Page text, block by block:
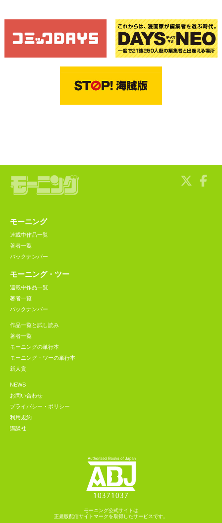
モーニング
連載中作品一覧
著者一覧
バックナンバー
モーニング・ツー
連載中作品一覧
著者一覧
バックナンバー
作品一覧と試し読み
著者一覧
モーニングの単行本
モーニング・ツーの単行本
新人賞
NEWS
お問い合わせ
プライバシー・ポリシー
利用規約
講談社
モーニング公式サイトは
正規版配信サイトマークを取得したサービスです。